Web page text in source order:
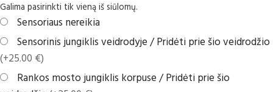
Galima pasirinkti tik vieną iš siūlomų.
Sensoriaus nereikia
Sensorinis jungiklis veidrodyje / Pridėti prie šio veidrodžio
(+25.00 €)
Rankos mosto jungiklis korpuse / Pridėti prie šio